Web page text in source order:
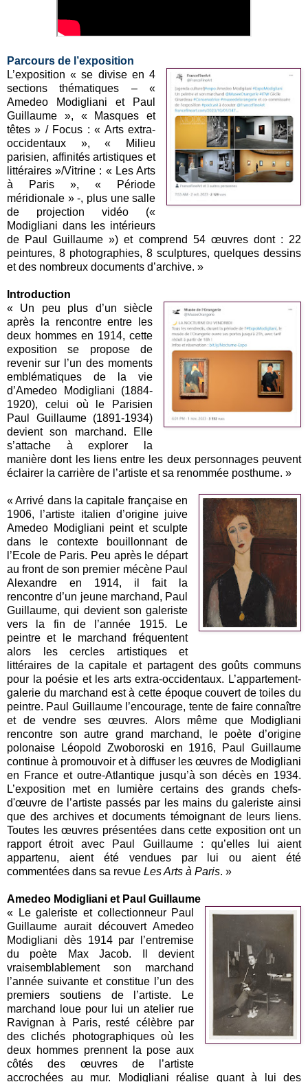
Parcours de l’exposition
L’exposition « se divise en 4
sections thématiques – «
Amedeo Modigliani et Paul
Guillaume », « Masques et
têtes » / Focus : « Arts extra-
occidentaux », « Milieu
parisien, affinités artistiques et
littéraires »/Vitrine : « Les Arts
à Paris », « Période
méridionale » -, plus une salle
de projection vidéo («
Modigliani dans les intérieurs
de Paul Guillaume ») et comprend 54 œuvres dont : 22
peintures, 8 photographies, 8 sculptures, quelques dessins
et des nombreux documents d’archive. »
Introduction
« Un peu plus d’un siècle
après la rencontre entre les
deux hommes en 1914, cette
exposition se propose de
revenir sur l’un des moments
emblématiques de la vie
d’Amedeo Modigliani (1884-
1920), celui où le Parisien
Paul Guillaume (1891-1934)
devient son marchand. Elle
s’attache à explorer la
manière dont les liens entre les deux personnages peuvent
éclairer la carrière de l’artiste et sa renommée posthume. »
« Arrivé dans la capitale française en
1906, l’artiste italien d’origine juive
Amedeo Modigliani peint et sculpte
dans le contexte bouillonnant de
l’Ecole de Paris. Peu après le départ
au front de son premier mécène Paul
Alexandre en 1914, il fait la
rencontre d’un jeune marchand, Paul
Guillaume, qui devient son galeriste
vers la fin de l’année 1915. Le
peintre et le marchand fréquentent
alors les cercles artistiques et
littéraires de la capitale et partagent des goûts communs
pour la poésie et les arts extra-occidentaux. L’appartement-
galerie du marchand est à cette époque couvert de toiles du
peintre. Paul Guillaume l’encourage, tente de faire connaître
et de vendre ses œuvres. Alors même que Modigliani
rencontre son autre grand marchand, le poète d’origine
polonaise Léopold Zwoboroski en 1916, Paul Guillaume
continue à promouvoir et à diffuser les œuvres de Modigliani
en France et outre-Atlantique jusqu’à son décès en 1934.
L’exposition met en lumière certains des grands chefs-
d'œuvre de l’artiste passés par les mains du galeriste ainsi
que des archives et documents témoignant de leurs liens.
Toutes les œuvres présentées dans cette exposition ont un
rapport étroit avec Paul Guillaume : qu’elles lui aient
appartenu, aient été vendues par lui ou aient été
commentées dans sa revue Les Arts à Paris. »
Amedeo Modigliani et Paul Guillaume
« Le galeriste et collectionneur Paul
Guillaume aurait découvert Amedeo
Modigliani dès 1914 par l’entremise
du poète Max Jacob. Il devient
vraisemblablement son marchand
l’année suivante et constitue l’un des
premiers soutiens de l’artiste. Le
marchand loue pour lui un atelier rue
Ravignan à Paris, resté célèbre par
des clichés photographiques où les
deux hommes prennent la pose aux
côtés des œuvres de l’artiste
accrochées au mur. Modigliani réalise quant à lui des